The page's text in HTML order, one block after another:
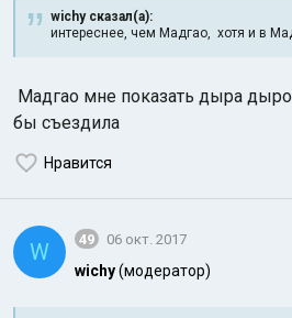
wichy сказал(а):
интереснее, чем Мадгао, хотя и в
Мадгао мне показать дыра
бы съездила
Нравится
W 49 06 окт. 2017
wichy(модератор)